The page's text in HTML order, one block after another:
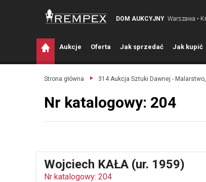
DOM AUKCYJNY Warszawa •
Aukcje Oferta Jak sprzedać Jak kupić
Strona główna 314 Aukcja Sztuki Dawnej -
Nr katalogowy: 204
Wojciech KAŁA (ur. 1959)
Nr katalogowy: 204